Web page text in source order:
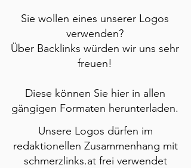
Sie wollen eines unserer Logos
verwenden?
Über Backlinks würden wir uns sehr
freuen!
Diese können Sie hier in allen
gängigen Formaten herunterladen.
Unsere Logos dürfen im
redaktionellen Zusammenhang mit
schmerzlinks.at frei verwendet